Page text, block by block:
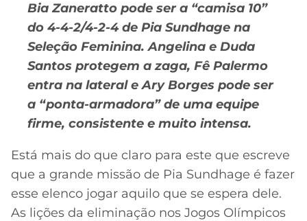
Bia Zaneratto pode ser a “camisa 10”
do 4-4-2/4-2-4 de Pia Sundhage na
Seleção Feminina. Angelina e Duda
Santos protegem a zaga, Fê Palermo
entra na lateral e Ary Borges pode ser
a “ponta-armadora” de uma equipe
firme, consistente e muito intensa.
Está mais do que claro para este que escreve
que a grande missão de Pia Sundhage é fazer
esse elenco jogar aquilo que se espera dele.
As lições da eliminação nos Jogos Olímpicos